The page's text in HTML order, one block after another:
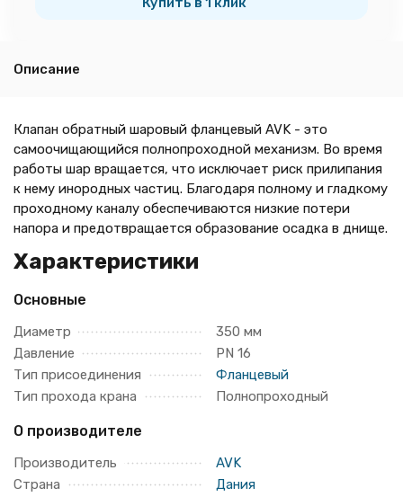
Описание
Клапан обратный шаровый фланцевый AVK - это
самоочищающийся полнопроходной механизм. Во время
работы шар вращается, что исключает риск прилипания
к нему инородных частиц. Благодаря полному и гладкому
проходному каналу обеспечиваются низкие потери
напора и предотвращается образование осадка в днище.
Характеристики
Основные
Диаметр
350 мм
Давление
PN 16
Тип присоединения
Фланцевый
Тип прохода крана
Полнопроходный
О производителе
Производитель
AVK
Страна
Дания